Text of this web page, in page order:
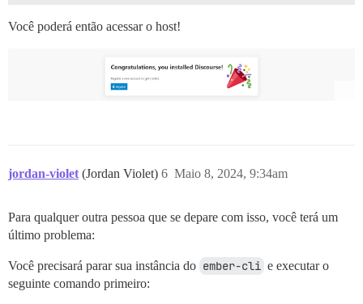
Você poderá então acessar o host!
jordan-violet (Jordan Violet) Maio 8, 2024, 9:34am
6
Para qualquer outra pessoa que se depare com isso, você terá um
último problema:
Você precisará parar sua instância do ember-cli e executar o
seguinte comando primeiro: